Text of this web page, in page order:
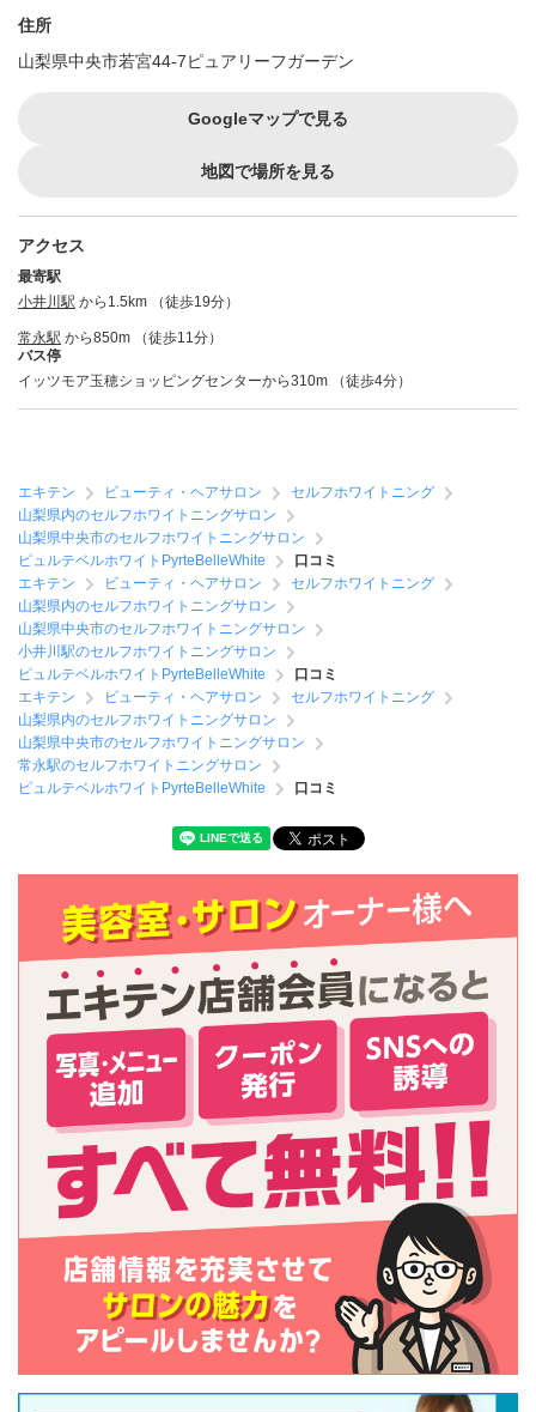
住所
山梨県中央市若宮44-7ピュアリーフガーデン
Googleマップで見る
地図で場所を見る
アクセス
最寄駅
小井川駅 から1.5km （徒歩19分）
常永駅 から850m （徒歩11分）
バス停
イッツモア玉穂ショッピングセンターから310m （徒歩4分）
エキテン ビューティ・ヘアサロン
セルフホワイトニング
山梨県内のセルフホワイトニングサロン
山梨県中央市のセルフホワイトニングサロン
ピュルテベルホワイトPyrteBelleWhite
口コミ
エキテン
ビューティ・ヘアサロン
セルフホワイトニング
山梨県内のセルフホワイトニングサロン
山梨県中央市のセルフホワイトニングサロン
小井川駅のセルフホワイトニングサロン
ピュルテベルホワイトPyrteBelleWhite
口コミ
エキテン
ビューティ・ヘアサロン
セルフホワイトニング
山梨県内のセルフホワイトニングサロン
山梨県中央市のセルフホワイトニングサロン
常永駅のセルフホワイトニングサロン
ピュルテベルホワイトPyrteBelleWhite
口コミ